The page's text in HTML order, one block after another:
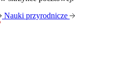
Nauki przyrodnicze